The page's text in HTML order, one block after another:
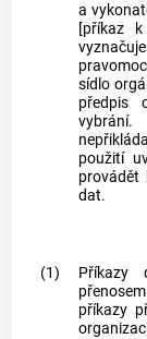
a
[příkaz
sídlo
předpis
použití
provádět
dat.
(1)
Příkazy
příkazy